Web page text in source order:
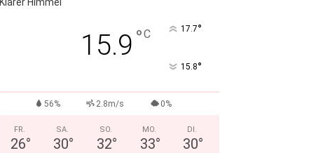
15.9 °C 17.7°
15.8°
56% 2.8m/s 0%
FR.
26°
SA.
30°
SO.
32°
MO.
33°
DI.
30°